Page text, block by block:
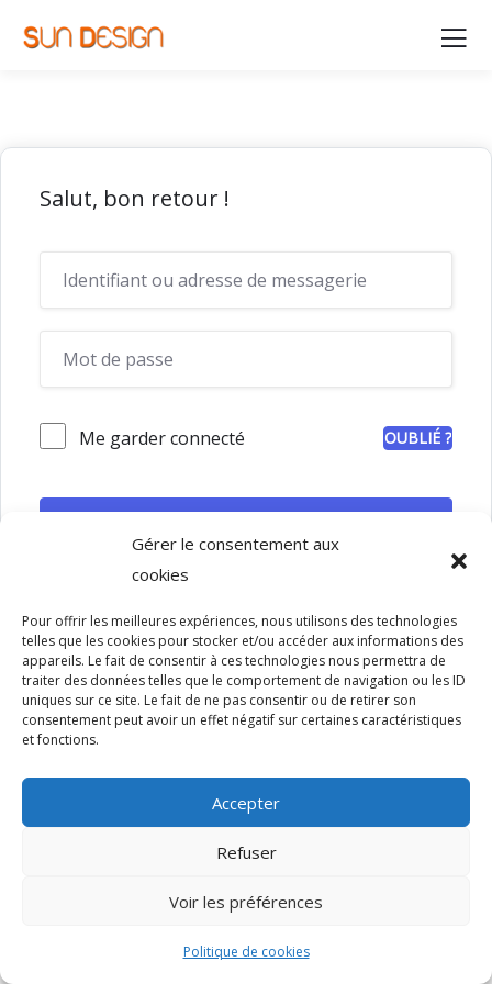
Gérer le consentement aux
cookies
Pour offrir les meilleures expériences, nous utilisons des technologies
telles que les cookies pour stocker et/ou accéder aux informations des
appareils. Le fait de consentir à ces technologies nous permettra de
traiter des données telles que le comportement de navigation ou les ID
uniques sur ce site. Le fait de ne pas consentir ou de retirer son
consentement peut avoir un effet négatif sur certaines caractéristiques
et fonctions.
Accepter
Refuser
Voir les préférences
Politique de cookies
Salut, bon retour !
Me garder connecté OUBLIÉ ?
Copyright - 2022 - Sun Design - Tous droits réservés.